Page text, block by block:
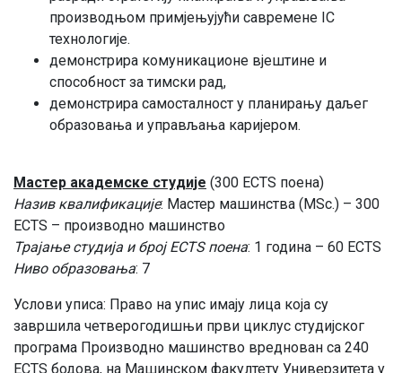
производњом примјењујући савремене IC
технологије.
демонстрира комуникационе вјештине и
способност за тимски рад,
демонстрира самосталност у планирању даљег
образовања и управљања каријером.
Мастер академске студије (300 ECTS поена)
Назив квалификације: Мастер машинства (MSc.) – 300
ECTS – производно машинство
Трајање студија и број ECTS поена: 1 година – 60 ECTS
Ниво образовања: 7
Услови уписа: Право на упис имају лица која су
завршила четверогодишњи први циклус студијског
програма Производно машинство вреднован са 240
ECTS бодова, на Машинском факултету Универзитета у